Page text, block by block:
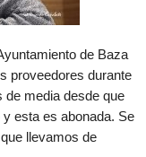
de Baza
proveedores durante
de media desde que
esta es abonada. Se
llevamos de